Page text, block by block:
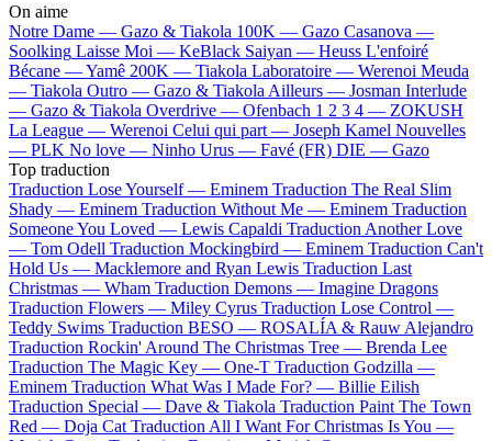
On aime
Notre Dame — Gazo & Tiakola 100K — Gazo Casanova —
Soolking Laisse Moi — KeBlack Saiyan — Heuss L'enfoiré
Bécane —Yamê 200K — Tiakola Laboratoire — Werenoi Meuda
— Tiakola Outro — Gazo & Tiakola Ailleurs — Josman Interlude
— Gazo & Tiakola Overdrive — Ofenbach 1 2 3 4 — ZOKUSH
La League — Werenoi Celui qui part — Joseph Kamel Nouvelles
— PLK No love — Ninho Urus — Favé (FR) DIE — Gazo
Top traduction
Traduction Lose Yourself — Eminem Traduction The Real Slim
Shady — Eminem Traduction Without Me — Eminem Traduction
Someone You Loved — Lewis Capaldi Traduction Another Love
— Tom Odell Traduction Mockingbird — Eminem Traduction Can't
Hold Us — Macklemore and Ryan Lewis Traduction Last
Christmas — Wham Traduction Demons — Imagine Dragons
Traduction Flowers — Miley Cyrus Traduction Lose Control —
Teddy Swims Traduction BESO — ROSALÍA & Rauw Alejandro
Traduction Rockin' Around The Christmas Tree — Brenda Lee
Traduction The Magic Key — One-T Traduction Godzilla —
Eminem Traduction What Was I Made For? — Billie Eilish
Traduction Special — Dave & Tiakola Traduction Paint The Town
Red — Doja Cat Traduction All I Want For Christmas Is You —